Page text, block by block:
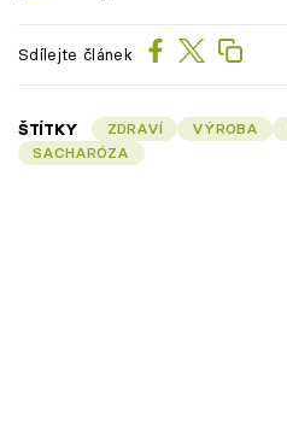
Sdílejte článek
ŠTÍTKY ZDRAVÍ VÝROBA
SACHARÓZA